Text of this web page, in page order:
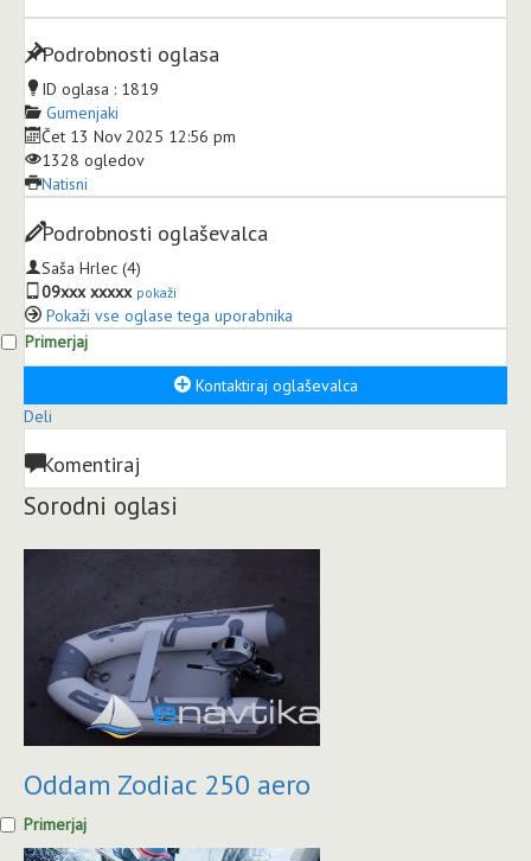
Podrobnosti oglasa
ID oglasa : 1819
Gumenjaki
Čet 13 Nov 2025 12:56 pm
1328 ogledov
Natisni
Podrobnosti oglaševalca
Saša Hrlec (4)
09xxx xxxxx pokaži
Pokaži vse oglase tega uporabnika
Primerjaj
Kontaktiraj oglaševalca
Deli
Komentiraj
Sorodni oglasi
Oddam Zodiac 250 aero
Primerjaj